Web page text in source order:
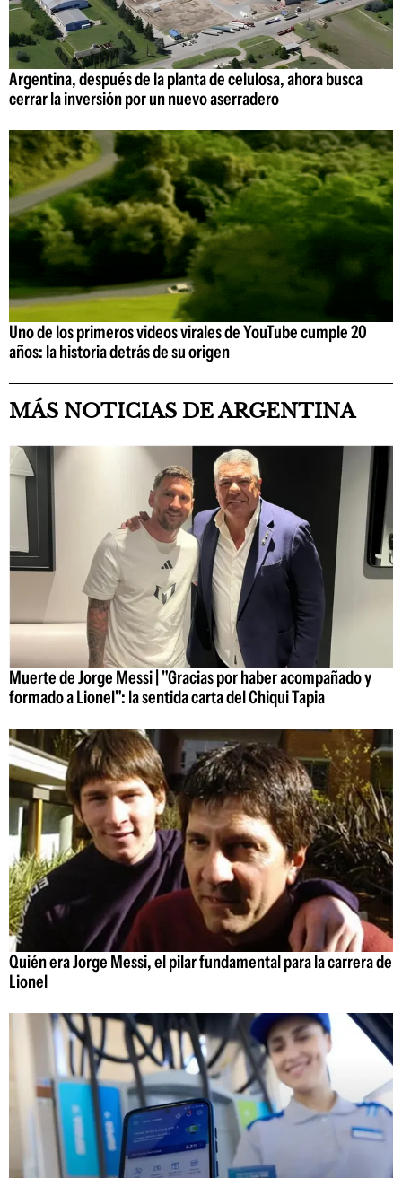
Argentina, después de la planta de celulosa, ahora busca
cerrar la inversión por un nuevo aserradero
Uno de los primeros videos virales de YouTube cumple 20
años: la historia detrás de su origen
MÁS NOTICIAS DE ARGENTINA
Muerte de Jorge Messi | "Gracias por haber acompañado y
formado a Lionel": la sentida carta del Chiqui Tapia
Quién era Jorge Messi, el pilar fundamental para la carrera de
Lionel